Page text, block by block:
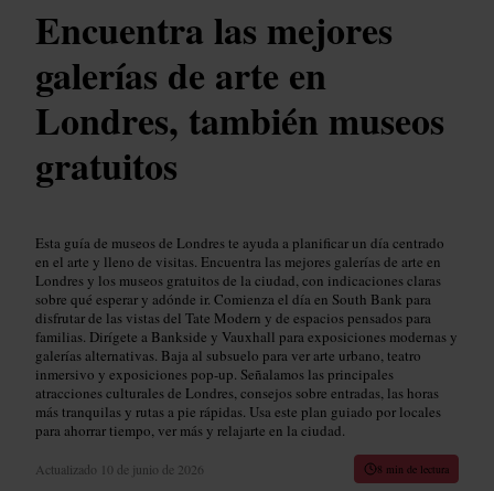
Encuentra las mejores
galerías de arte en
Londres, también museos
gratuitos
Esta guía de museos de Londres te ayuda a planificar un día centrado
en el arte y lleno de visitas. Encuentra las mejores galerías de arte en
Londres y los museos gratuitos de la ciudad, con indicaciones claras
sobre qué esperar y adónde ir. Comienza el día en South Bank para
disfrutar de las vistas del Tate Modern y de espacios pensados para
familias. Dirígete a Bankside y Vauxhall para exposiciones modernas y
galerías alternativas. Baja al subsuelo para ver arte urbano, teatro
inmersivo y exposiciones pop-up. Señalamos las principales
atracciones culturales de Londres, consejos sobre entradas, las horas
más tranquilas y rutas a pie rápidas. Usa este plan guiado por locales
para ahorrar tiempo, ver más y relajarte en la ciudad.
Actualizado 10 de junio de 2026 8 min de lectura